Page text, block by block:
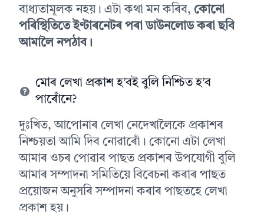
বাধ্যতামূলক নহয়। এটা কথা মন কৰিব, কোনো
পৰিস্থিতিতে ইণ্টাৰনেটৰ পৰা ডাউনলোড কৰা ছবি
আমালৈ নপঠাব।
মোৰ লেখা প্ৰকাশ হ’বই বুলি নিশ্চিত হ’ব
পাৰোঁনে?
দুঃখিত, আপোনাৰ লেখা নেদেখালৈকে প্ৰকাশৰ
নিশ্চয়তা আমি দিব নোৱাৰোঁ। কোনো এটা লেখা
আমাৰ ওচৰ পোৱাৰ পাছত প্ৰকাশৰ উপযোগী বুলি
আমাৰ সম্পাদনা সমিতিয়ে বিবেচনা কৰাৰ পাছত
প্ৰয়োজন অনুসৰি সম্পাদনা কৰাৰ পাছতহে লেখা
প্ৰকাশ হয়।